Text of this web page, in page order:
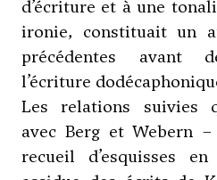
d’écriture et à une
ironie, constituait un
précédentes avant
l’écriture
Les relations suivies
avec BergetWebern
recueil d’esquisses